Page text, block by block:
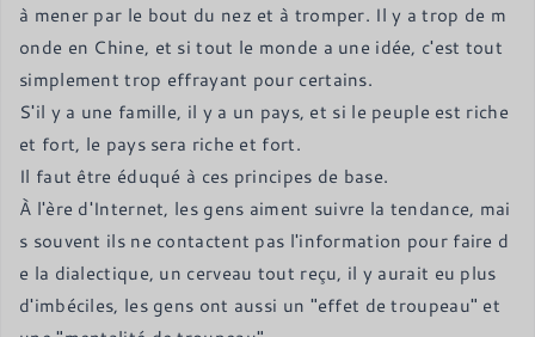
à mener par le bout du nez et à tromper. Il y a trop de m
onde en Chine, et si tout le monde a une idée, c'est tout
simplement trop effrayant pour certains.
S'il y a une famille, il y a un pays, et si le peuple est riche
et fort, le pays sera riche et fort.
Il faut être éduqué à ces principes de base.
À l'ère d'Internet, les gens aiment suivre la tendance, mai
s souvent ils ne contactent pas l'information pour faire d
e la dialectique, un cerveau tout reçu, il y aurait eu plus
d'imbéciles, les gens ont aussi un "effet de troupeau" et